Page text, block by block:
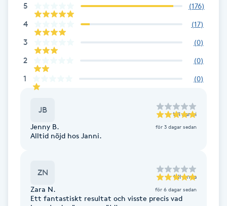
Face framing
Faceliftmassage
Fet hårbotten
Fibromassage
Fotmassage
5 (176)
4 (17)
3 (0)
2 (0)
1 (0)
JB till Janni
Jenny B. för 3 dagar sedan
Alltid nöjd hos Janni.
ZN till Anna
Zara N. för 6 dagar sedan
Ett fantastiskt resultat och visste precis vad